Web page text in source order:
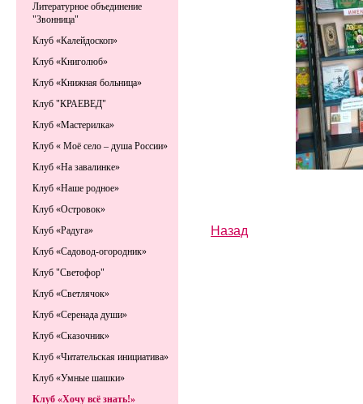
Назад
Литературное объединение
"Звонница"
Клуб «Калейдоскоп»
Клуб «Книголюб»
Клуб «Книжная больница»
Клуб "КРАЕВЕД"
Клуб «Мастерилка»
Клуб « Моё село – душа России»
Клуб «На завалинке»
Клуб «Наше родное»
Клуб «Островок»
Клуб «Радуга»
Клуб «Садовод-огородник»
Клуб "Светофор"
Клуб «Светлячок»
Клуб «Серенада души»
Клуб «Сказочник»
Клуб «Читательская инициатива»
Клуб «Умные шашки»
Клуб «Хочу всё знать!»